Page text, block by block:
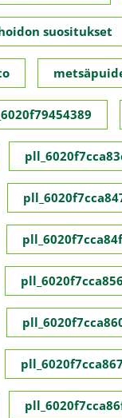
suositukset